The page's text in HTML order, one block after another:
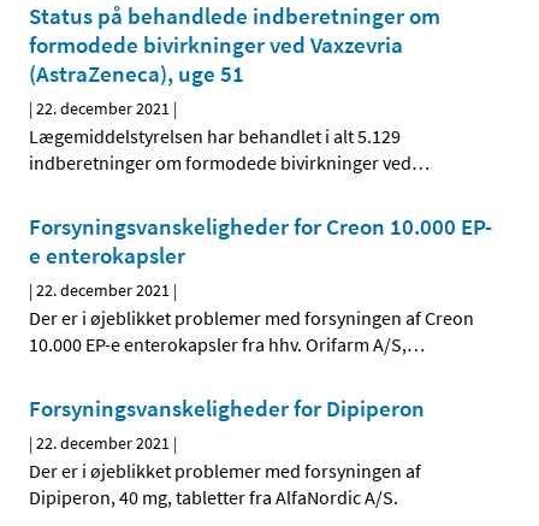
Status på behandlede indberetninger om
formodede bivirkninger ved Vaxzevria
(AstraZeneca), uge 51
|22. december 2021 |
Lægemiddelstyrelsen har behandlet i alt 5.129
indberetninger om formodede bivirkninger ved…
Forsyningsvanskeligheder for Creon 10.000 EP-
e enterokapsler
|22. december 2021 |
Der er i øjeblikket problemer med forsyningen af Creon
10.000 EP-e enterokapsler fra hhv. Orifarm A/S,…
Forsyningsvanskeligheder for Dipiperon
|22. december 2021 |
Der er i øjeblikket problemer med forsyningen af
Dipiperon, 40 mg, tabletter fra AlfaNordic A/S.